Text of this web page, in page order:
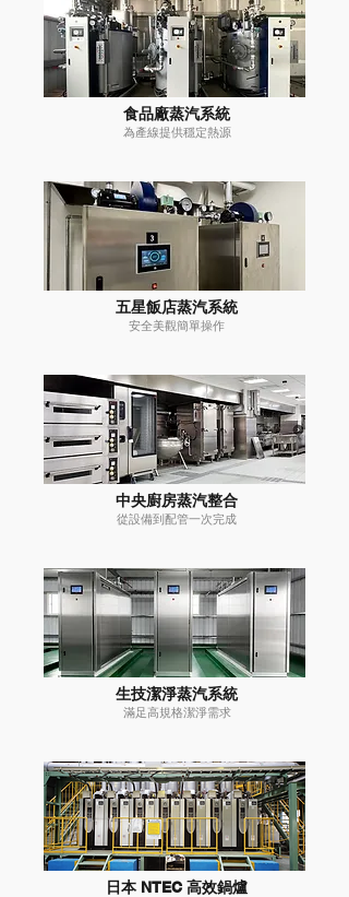
食品廠蒸汽系統
為產線提供穩定熱源
五星飯店蒸汽系統
安全美觀簡單操作
中央廚房蒸汽整合
從設備到配管一次完成
生技潔淨蒸汽系統
滿足高規格潔淨需求
日本 NTEC 高效鍋爐